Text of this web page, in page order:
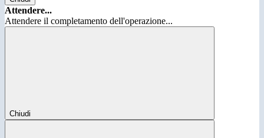
Attendere...
Attendere il completamento dell'operazione...
Chiudi